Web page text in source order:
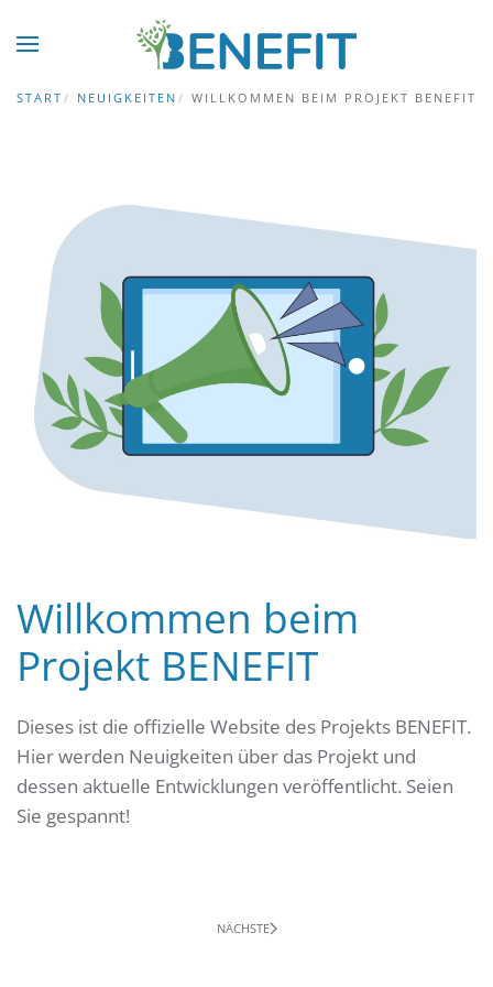
Zum Hauptinhalt springen
START NEUIGKEITEN WILLKOMMEN BEIM PROJEKT BENEFIT
Willkommen beim
Projekt BENEFIT
Dieses ist die offizielle Website des Projekts BENEFIT.
Hier werden Neuigkeiten über das Projekt und
dessen aktuelle Entwicklungen veröffentlicht. Seien
Sie gespannt!
NÄCHSTE